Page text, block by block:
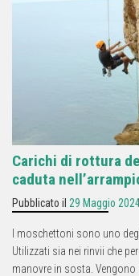
Carichi di rottura
caduta
Pubblicato il 29 Maggio 2024
I moschettoni sono uno
Utilizzati sia nei rinvii che
manovre in sosta. Vengono